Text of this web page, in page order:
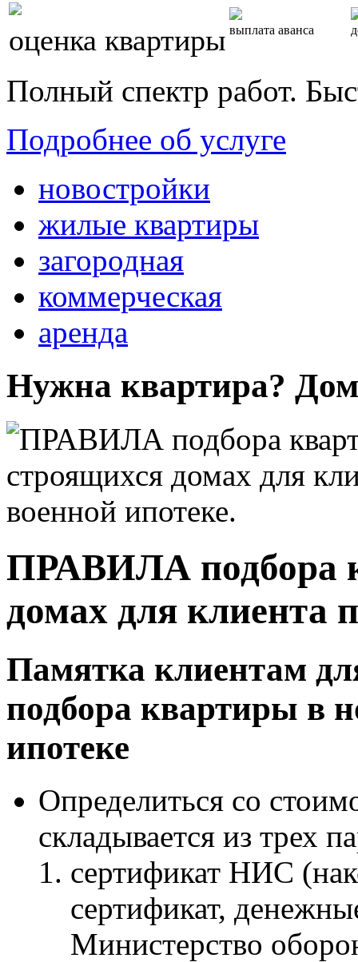
оценка квартиры выплата аванса
Полный спектр работ.
Подробнее об услуге
новостройки
жилые квартиры
загородная
коммерческая
аренда
Нужна квартира?
ПРАВИЛА подбора
домах для клиента
Памятка клиентам
подбора квартиры в
ипотеке
Определиться со
складывается из трех
сертификат НИС
сертификат,
Министерство